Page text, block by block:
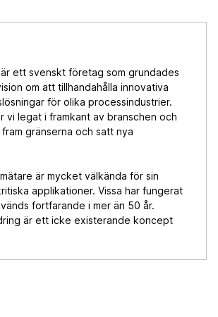
ett svenskt företag som grundades
om att tillhandahålla innovativa
för olika processindustrier.
vi legat i framkant av branschen och
gränserna och satt nya
är mycket välkända för sin
applikationer. Vissa har fungerat
fortfarande i mer än 50 år.
är ett icke existerande koncept